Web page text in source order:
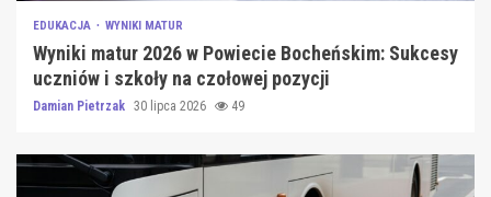
EDUKACJA WYNIKI MATUR
Wyniki matur 2026 w Powiecie Bocheńskim: Sukcesy
uczniów i szkoły na czołowej pozycji
Damian Pietrzak 30 lipca 2026 49